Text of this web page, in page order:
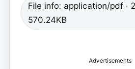
File info: application/pdf ·
570.24KB
Advertisements